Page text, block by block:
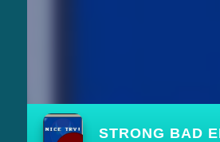
STRONG BAD